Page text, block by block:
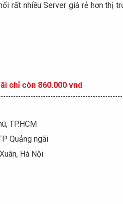
rất nhiều Server giá rẻ hơn thị
chỉ còn 860.000 vnd
TP.HCM
Quảng ngãi
Hà Nội